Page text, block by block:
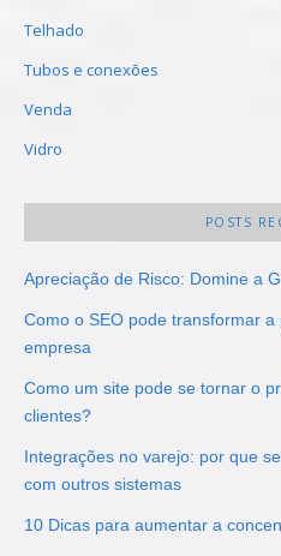
Telhado
Tubos e conexões
Venda
Vidro
POSTS
Apreciação de Risco: Domine a
Como o SEO pode transformar
empresa
Como um site pode se tornar o
clientes?
Integrações no varejo: por que
com outros sistemas
10 Dicas para aumentar a